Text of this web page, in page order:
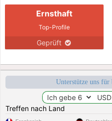
Ernsthaft
Top-Profile
Geprüft
Unterstütze uns für
Treffen nach Land